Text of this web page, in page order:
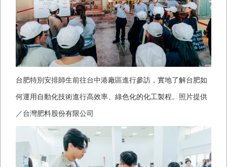
台肥特別安排師生前往台中港廠區進行參訪，實地了解台肥如
何運用自動化技術進行高效率、綠色化的化工製程。照片提供
／台灣肥料股份有限公司